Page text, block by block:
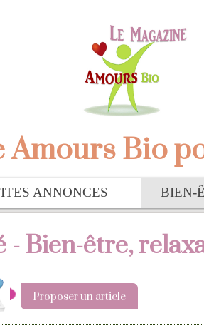
Amours Bio
ANNONCES BIEN-
Bien-être,
Proposer un article